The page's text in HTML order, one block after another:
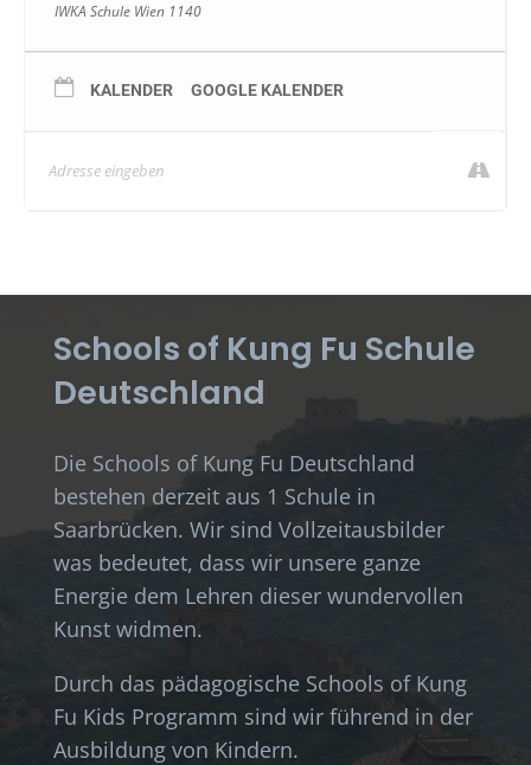
IWKA Schule Wien 1140
KALENDER GOOGLE KALENDER
Schools of Kung Fu Schule
Deutschland
Die Schools of Kung Fu Deutschland
bestehen derzeit aus 1 Schule in
Saarbrücken. Wir sind Vollzeitausbilder
was bedeutet, dass wir unsere ganze
Energie dem Lehren dieser wundervollen
Kunst widmen.
Durch das pädagogische Schools of Kung
Fu Kids Programm sind wir führend in der
Ausbildung von Kindern.